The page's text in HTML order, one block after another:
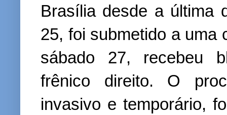
Brasília desde a última
25, foi submetido a uma
sábado 27, recebeu
frênico direito. O
invasivo e temporário,